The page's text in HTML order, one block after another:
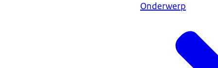
Onderwerp